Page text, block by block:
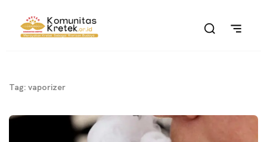
Tag: vaporizer